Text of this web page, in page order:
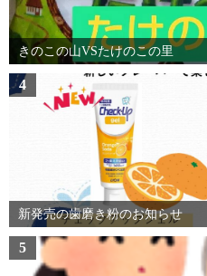
きのこの山VSたけのこの里
4
新発売の歯磨き粉のお知らせ
5